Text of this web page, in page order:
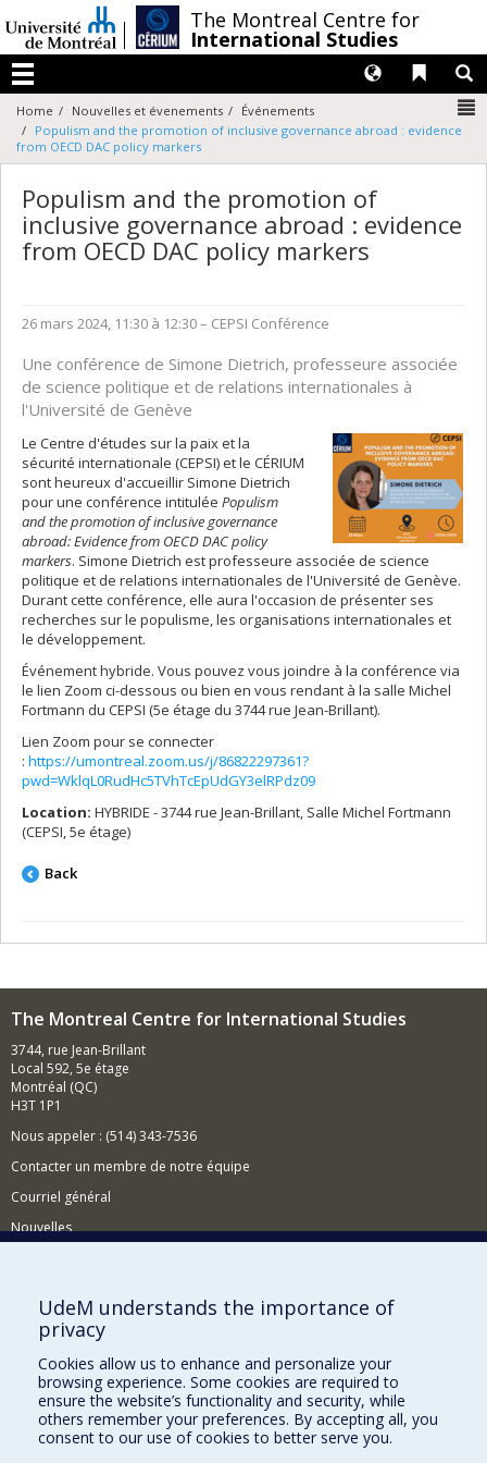
au
contenu
The Montreal Centre for
International Studies
Menu
Liens
Langues
Home Nouvelles et évenements
Événements
Populism and the promotion of inclusive governance abroad : evidence
from OECD DAC policy markers
Populism and the promotion of
inclusive governance abroad : evidence
from OECD DAC policy markers
26 mars 2024, 11:30 à 12:30– CEPSI Conférence
Une conférence de Simone Dietrich, professeure associée
de science politique et de relations internationales à
l'Université de Genève
Le Centre d'études sur la paix et la
sécurité internationale (CEPSI) et le CÉRIUM
sont heureux d'accueillir Simone Dietrich
pour une conférence intitulée Populism
and the promotion of inclusive governance
abroad: Evidence from OECD DAC policy
markers. Simone Dietrich est professeure associée de science
politique et de relations internationales de l'Université de Genève.
Durant cette conférence, elle aura l'occasion de présenter ses
recherches sur le populisme, les organisations internationales et
le développement.
Événement hybride. Vous pouvez vous joindre à la conférence via
le lien Zoom ci-dessous ou bien en vous rendant à la salle Michel
Fortmann du CEPSI (5e étage du 3744 rue Jean-Brillant).
Lien Zoom pour se connecter
: https://umontreal.zoom.us/j/86822297361?
pwd=WklqL0RudHc5TVhTcEpUdGY3elRPdz09
Location: HYBRIDE - 3744 rue Jean-Brillant, Salle Michel Fortmann
(CEPSI, 5e étage)
Back
The Montreal Centre for International Studies
3744, rue Jean-Brillant
Local 592, 5e étage
Montréal (QC)
H3T 1P1
Nous appeler : (514) 343-7536
Contacter un membre de notre équipe
Courriel général
Nouvelles
Comment soutenir le CÉRIUM?
BESOIN D'AIDE?
Plan du site
Signaler une erreur
Accessibilité
UdeM understands the importance of
privacy
Cookies allow us to enhance and personalize your
browsing experience. Some cookies are required to
ensure the website’s functionality and security, while
others remember your preferences. By accepting all, you
consent to our use of cookies to better serve you.